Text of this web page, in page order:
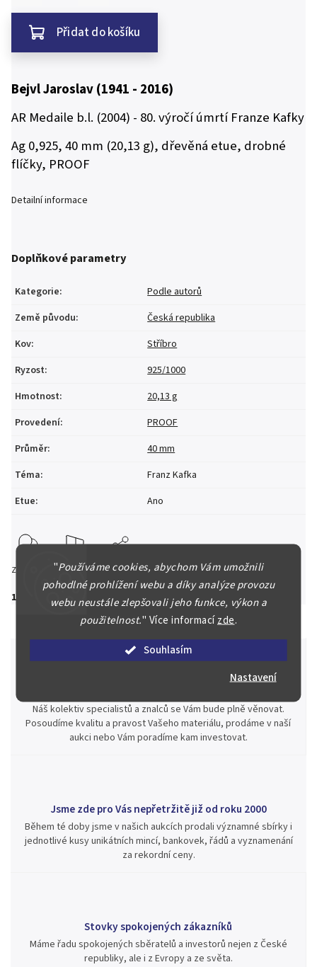
"Používáme cookies, abychom Vám umožnili
pohodlné prohlížení webu a díky analýze provozu
webu neustále zlepšovali jeho funkce, výkon a
použitelnost." Více informacízde.
Souhlasím
Nastavení
1 200 Kč
Přidat do košíku
Bejvl Jaroslav (1941 - 2016)
AR Medaile b.l. (2004) - 80. výročí úmrtí Franze Kafky
Ag 0,925, 40 mm (20,13 g), dřevěná etue, drobné
flíčky, PROOF
Detailní informace
Doplňkové parametry
Kategorie:
Podle autorů
Země původu:
Česká republika
Kov:
Stříbro
Ryzost:
925/1000
Hmotnost:
20,13 g
Provedení:
PROOF
Průměr:
40 mm
Téma:
Franz Kafka
Etue: Ano
Zeptat se Hlídat Sdílet
Náš kolektiv specialistů a znalců se Vám bude plně věnovat.
Posoudíme kvalitu a pravost Vašeho materiálu, prodáme v naší
aukci nebo Vám poradíme kam investovat.
Jsme zde pro Vás nepřetržitě již od roku 2000
Během té doby jsme v našich aukcích prodali významné sbírky i
jednotlivé kusy unikátních mincí, bankovek, řádů a vyznamenání
za rekordní ceny.
Stovky spokojených zákazníků
Máme řadu spokojených sběratelů a investorů nejen z České
republiky, ale i z Evropy a ze světa.